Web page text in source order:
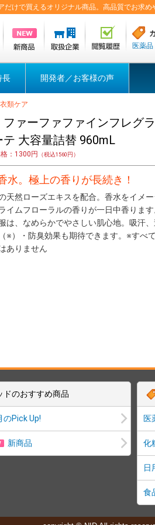
だけで買えるオリジナル商品。高品質でお求
医薬
長 開発者／お客様の声
類ケア
ファーファファインフレグ
テ 大容量詰替 960mL
：1300円 （税込1560円）
水。極上の香りが長続き！
天然ローズエキスを配合。香水をイメ
イムフローラルの香りが一日中香りま
は、なめらかでやさしい肌心地。吸汗
※）・防臭効果も期待できます。 ※すべ
ありません
ドのおすすめ商品
のPick Up!
新商品
医
化
日
食